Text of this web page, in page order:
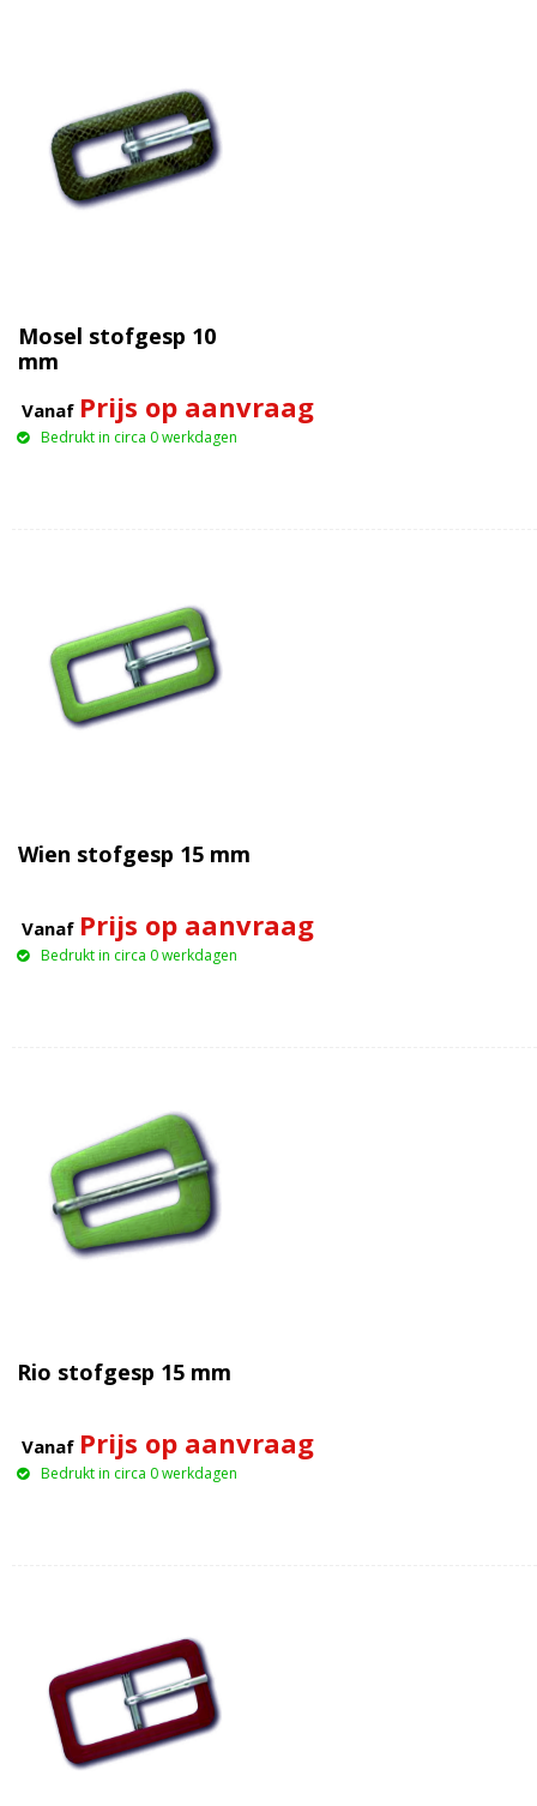
Mosel stofgesp 10
mm
Vanaf Prijs op aanvraag
Bedrukt in circa 0 werkdagen
Wien stofgesp 15 mm
Vanaf Prijs op aanvraag
Bedrukt in circa 0 werkdagen
Rio stofgesp 15 mm
Vanaf Prijs op aanvraag
Bedrukt in circa 0 werkdagen